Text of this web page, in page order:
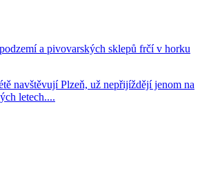
a pivovarských sklepů frčí v horku
navštěvují Plzeň, už nepřijíždějí jenom na
letech....